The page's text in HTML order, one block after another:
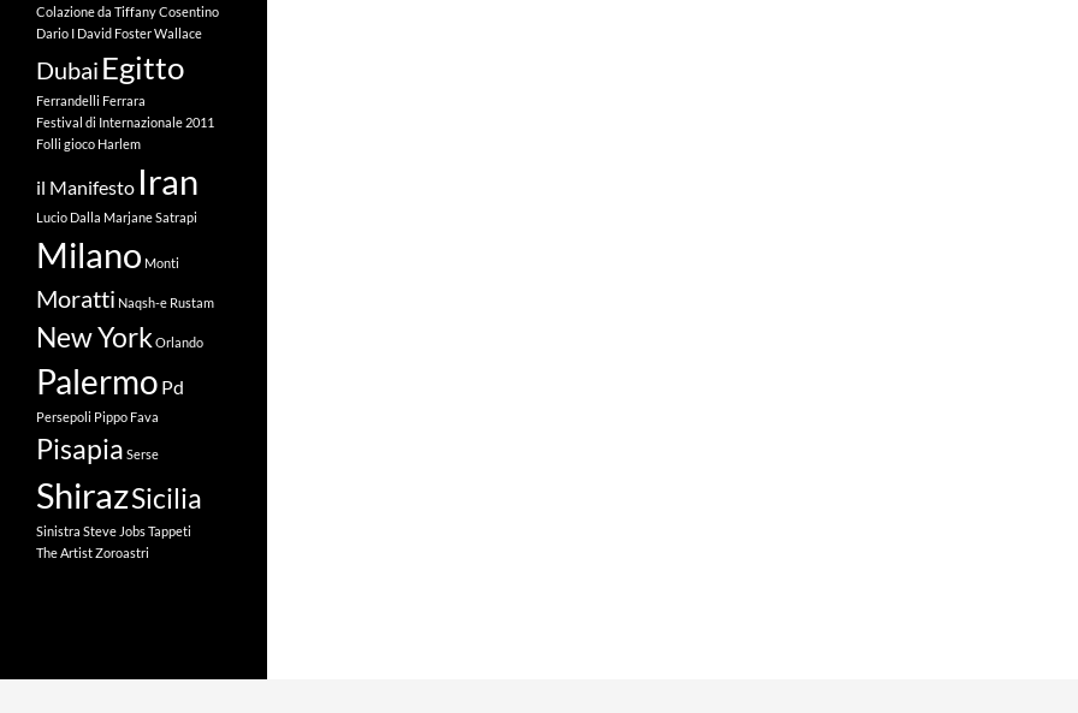
Colazione da TiffanyCosentino
Dario I David Foster Wallace
Dubai Egitto
Ferrandelli Ferrara
Festival di Internazionale 2011
Folli gioco Harlem
il Manifesto Iran
Lucio Dalla Marjane Satrapi
Milano Monti
Moratti Naqsh-e Rustam
New York Orlando
Palermo Pd
Persepoli Pippo Fava
Pisapia Serse
ShirazSicilia
Sinistra Steve JobsTappeti
The ArtistZoroastri